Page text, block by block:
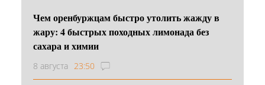
Чем оренбуржцам быстро утолить жажду в
жару: 4 быстрых походных лимонада без
сахара и химии
8 августа 23:50